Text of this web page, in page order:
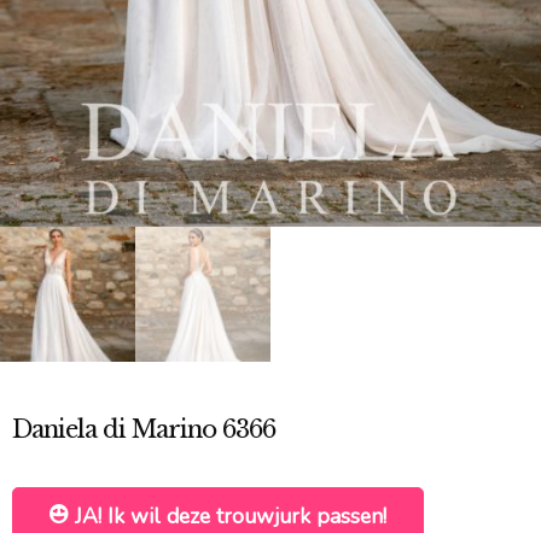
Daniela di Marino 6366
JA! Ik wil deze trouwjurk passen!